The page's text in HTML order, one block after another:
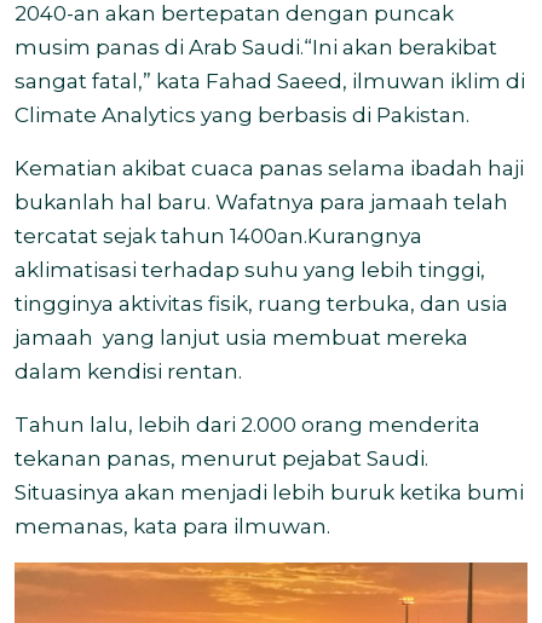
2040-an akan bertepatan dengan puncak
musim panas di Arab Saudi.“Ini akan berakibat
sangat fatal,” kata Fahad Saeed, ilmuwan iklim di
Climate Analytics yang berbasis di Pakistan.
Kematian akibat cuaca panas selama ibadah haji
bukanlah hal baru. Wafatnya para jamaah telah
tercatat sejak tahun 1400an.Kurangnya
aklimatisasi terhadap suhu yang lebih tinggi,
tingginya aktivitas fisik, ruang terbuka, dan usia
jamaah yang lanjut usia membuat mereka
dalam kendisi rentan.
Tahun lalu, lebih dari 2.000 orang menderita
tekanan panas, menurut pejabat Saudi.
Situasinya akan menjadi lebih buruk ketika bumi
memanas, kata para ilmuwan.